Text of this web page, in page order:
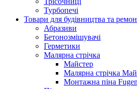
Турбопечі
Товари для будівництва та
Абразиви
Бетонозмішувачі
Герметики
Малярна стрічка
Майстер
Малярна стрічка
Монтажна піна